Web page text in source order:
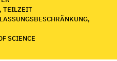
TEILZEIT
SCIENCE